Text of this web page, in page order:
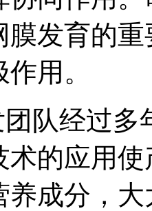
膜发育的
用。
队经过多
术的应用
养成分，